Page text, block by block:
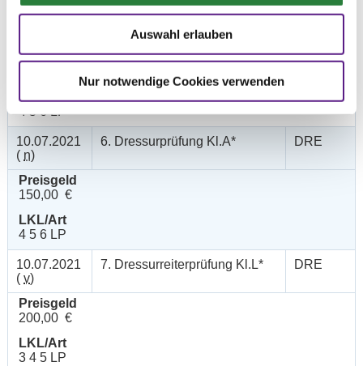
Auswahl erlauben
Nur notwendige Cookies verwenden
10.07.2021
5. Dressurreiterprüfung Kl.A DRE
Preisgeld
LKL/Art
4 5 6 LP
10.07.2021
( n)
6. Dressurprüfung Kl.A* DRE
Preisgeld
150,00 €
LKL/Art
4 5 6 LP
10.07.2021
( v)
7. Dressurreiterprüfung Kl.L* DRE
Preisgeld
200,00 €
LKL/Art
3 4 5 LP